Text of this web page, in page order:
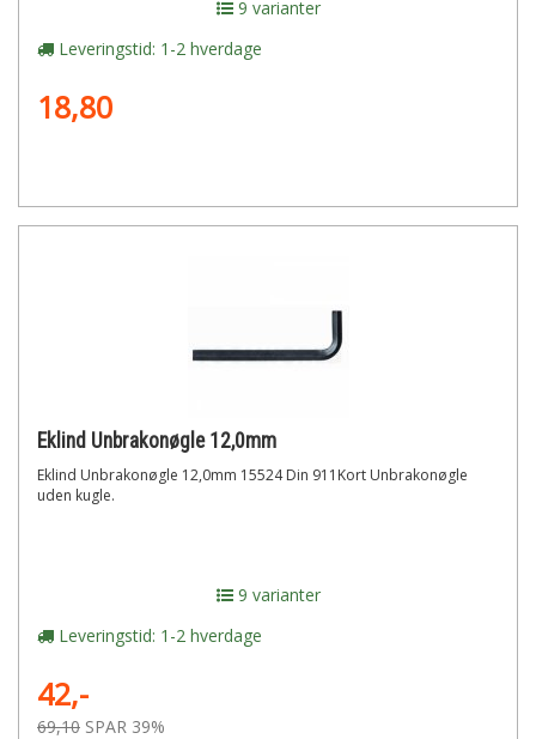
9 varianter
Leveringstid: 1-2 hverdage
18,80
Eklind Unbrakonøgle 12,0mm
Eklind Unbrakonøgle 12,0mm 15524 Din 911Kort Unbrakonøgle
uden kugle.
9 varianter
Leveringstid: 1-2 hverdage
42,-
69,10 SPAR 39%